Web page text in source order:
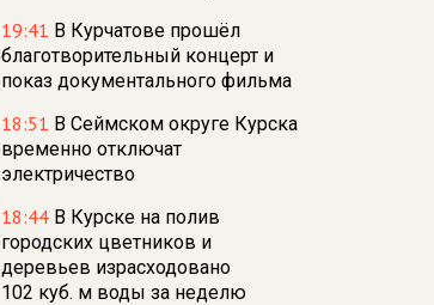
19:41 В Курчатове прошёл
благотворительный концерт и
показ документального фильма
18:51 В Сеймском округе Курска
временно отключат
электричество
18:44 В Курске на полив
городских цветников и
деревьев израсходовано
102 куб. м воды за неделю